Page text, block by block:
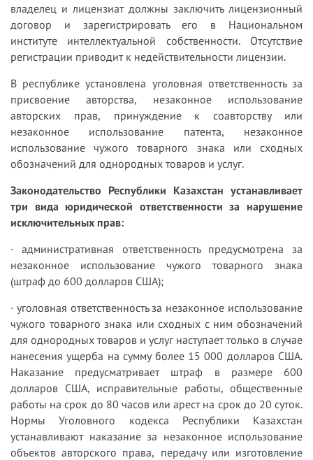
владелец и лицензиат должны заключить лицензионный
договор и зарегистрировать его в Национальном
институте интеллектуальной собственности. Отсутствие
регистрации приводит к недействительности лицензии.
В республике установлена уголовная ответственность за
присвоение авторства, незаконное использование
авторских прав, принуждение к соавторству или
незаконное использование патента, незаконное
использование чужого товарного знака или сходных
обозначений для однородных товаров и услуг.
Законодательство Республики Казахстан устанавливает
три вида юридической ответственности за нарушение
исключительных прав:
· административная ответственность предусмотрена за
незаконное использование чужого товарного знака
(штраф до 600 долларов США);
· уголовная ответственность за незаконное использование
чужого товарного знака или сходных с ним обозначений
для однородных товаров и услуг наступает только в случае
нанесения ущерба на сумму более 15 000 долларов США.
Наказание предусматривает штраф в размере 600
долларов США, исправительные работы, общественные
работы на срок до 80 часов или арест на срок до 20 суток.
Нормы Уголовного кодекса Республики Казахстан
устанавливают наказание за незаконное использование
объектов авторского права, передачу или изготовление